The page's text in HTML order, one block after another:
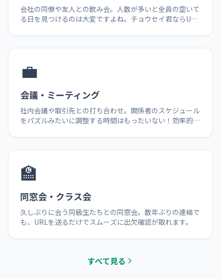
会社の同僚や友人との飲み会。人数が多いと全員の空いて
る日を見つけるのは大変ですよね。チョウセイ君ならURL
💼
会議・ミーティング
社内会議や取引先との打ち合わせ。関係者のスケジュール
をパズルみたいに調整する時間はもったいない！効率的に
🏫
同窓会・クラス会
久しぶりに会う同級生たちとの同窓会。数年ぶりの連絡で
も、URLを送るだけでスムーズに出欠確認が取れます。
すべて見る